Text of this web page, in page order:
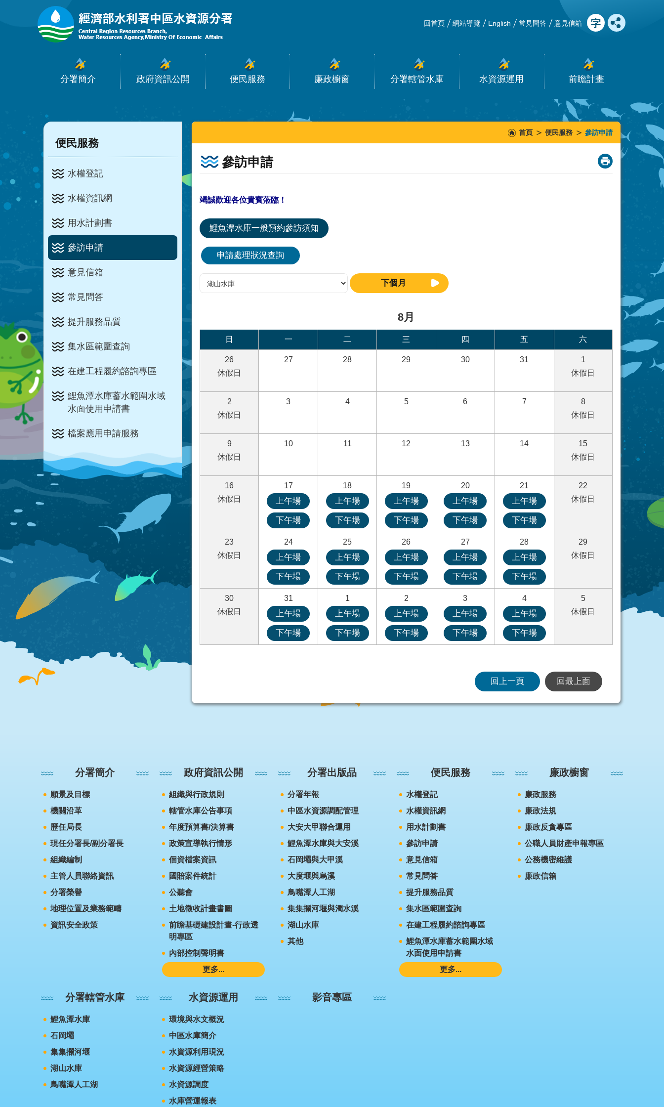
跳到主要內容區塊
回首頁 網站導覽 English 常見問答 意見信箱
分署簡介 政府資訊公開 便民服務 廉政櫥窗 分署轄管水庫 水資源運用 前瞻計畫
:::
便民服務
水權登記
水權資訊網
用水計劃書
參訪申請
意見信箱
常見問答
提升服務品質
集水區範圍查詢
在建工程履約諮詢專區
鯉魚潭水庫蓄水範圍水域
水面使用申請書
檔案應用申請服務
:::
首頁 便民服務 參訪申請
參訪申請 _
竭誠歡迎各位貴賓蒞臨！
鯉魚潭水庫一般預約參訪須知
申請處理狀況查詢
下個月
8月
日 一 二 三 四 五 六
26
休假日
27 28 29 30 31
1
休假日
2
休假日
3 4 5 6 7
8
休假日
9
休假日
10 11 12 13 14
15
休假日
16
休假日
17
上午場
下午場
18
上午場
下午場
19
上午場
下午場
20
上午場
下午場
21
上午場
下午場
22
休假日
23
休假日
24
上午場
下午場
25
上午場
下午場
26
上午場
下午場
27
上午場
下午場
28
上午場
下午場
29
休假日
30
休假日
31
上午場
下午場
1
上午場
下午場
2
上午場
下午場
3
上午場
下午場
4
上午場
下午場
5
休假日
回上一頁 回最上面
分署簡介
願景及目標
機關沿革
歷任局長
現任分署長/副分署長
組織編制
主管人員聯絡資訊
分署榮譽
地理位置及業務範疇
資訊安全政策
政府資訊公開
組織與行政規則
轄管水庫公告事項
年度預算書/決算書
政策宣導執行情形
個資檔案資訊
國賠案件統計
公聽會
土地徵收計畫書圖
前瞻基礎建設計畫-行政透
明專區
內部控制聲明書
更多...
分署出版品
分署年報
中區水資源調配管理
大安大甲聯合運用
鯉魚潭水庫與大安溪
石岡壩與大甲溪
大度堰與烏溪
鳥嘴潭人工湖
集集攔河堰與濁水溪
湖山水庫
其他
便民服務
水權登記
水權資訊網
用水計劃書
參訪申請
意見信箱
常見問答
提升服務品質
集水區範圍查詢
在建工程履約諮詢專區
鯉魚潭水庫蓄水範圍水域
水面使用申請書
更多...
廉政櫥窗
廉政服務
廉政法規
廉政反貪專區
公職人員財產申報專區
公務機密維護
廉政信箱
分署轄管水庫
鯉魚潭水庫
石岡壩
集集攔河堰
湖山水庫
鳥嘴潭人工湖
水資源運用
環境與水文概況
中區水庫簡介
水資源利用現況
水資源經營策略
水資源調度
水庫營運報表
影音專區